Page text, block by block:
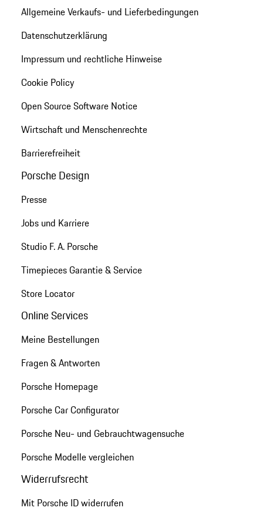
Allgemeine Verkaufs- und Lieferbedingungen
Datenschutzerklärung
Impressum und rechtliche Hinweise
Cookie Policy
Open Source Software Notice
Wirtschaft und Menschenrechte
Barrierefreiheit
Porsche Design
Presse
Jobs und Karriere
Studio F. A. Porsche
Timepieces Garantie & Service
Store Locator
Online Services
Meine Bestellungen
Fragen & Antworten
Porsche Homepage
Porsche Car Configurator
Porsche Neu- und Gebrauchtwagensuche
Porsche Modelle vergleichen
Widerrufsrecht
Mit Porsche ID widerrufen